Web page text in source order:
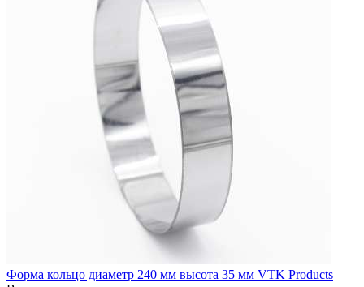
Форма кольцо диаметр 240 мм высота 35 мм VTK Products